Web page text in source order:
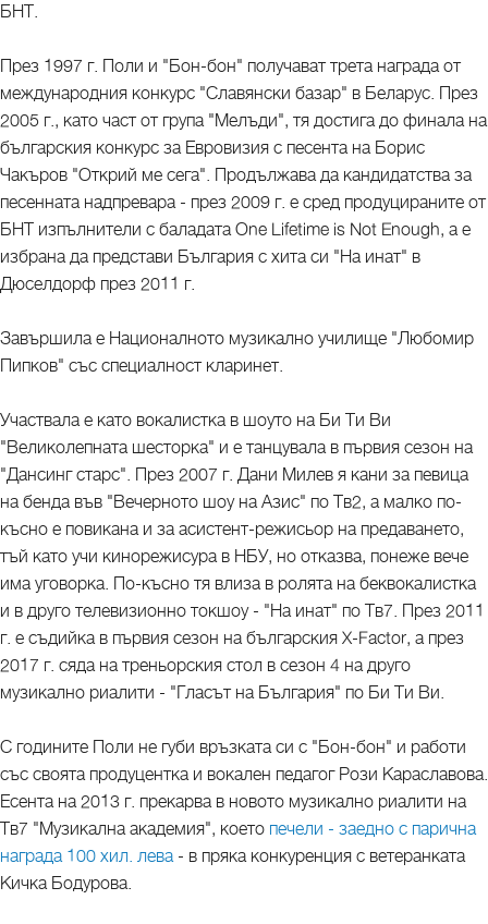
БНТ.
През 1997 г. Поли и "Бон-бон" получават трета награда от
международния конкурс "Славянски базар" в Беларус. През
2005 г., като част от група "Мелъди", тя достига до финала на
българския конкурс за Евровизия с песента на Борис
Чакъров "Открий ме сега". Продължава да кандидатства за
песенната надпревара - през 2009 г. е сред продуцираните от
БНТ изпълнители с баладата One Lifetime is Not Enough, а е
избрана да представи България с хита си "На инат" в
Дюселдорф през 2011 г.
Завършила е Националното музикално училище "Любомир
Пипков" със специалност кларинет.
Участвала е като вокалистка в шоуто на Би Ти Ви
"Великолепната шесторка" и е танцувала в първия сезон на
"Дансинг старс". През 2007 г. Дани Милев я кани за певица
на бенда във "Вечерното шоу на Азис" по Тв2, а малко по-
късно е повикана и за асистент-режисьор на предаването,
тъй като учи кинорежисура в НБУ, но отказва, понеже вече
има уговорка. По-късно тя влиза в ролята на беквокалистка
и в друго телевизионно токшоу - "На инат" по Тв7. През 2011
г. е съдийка в първия сезон на българския X-Factor, а през
2017 г. сяда на треньорския стол в сезон 4 на друго
музикално риалити - "Гласът на България" по Би Ти Ви.
С годините Поли не губи връзката си с "Бон-бон" и работи
със своята продуцентка и вокален педагог Рози Караславова.
Есента на 2013 г. прекарва в новото музикално риалити на
Тв7 "Музикална академия", което печели - заедно с парична
награда 100 хил. лева- в пряка конкуренция с ветеранката
Кичка Бодурова.